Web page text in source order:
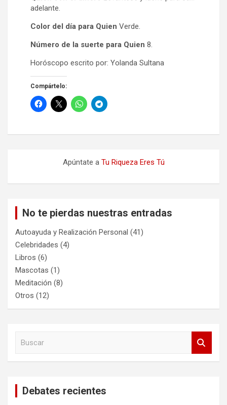
adelante.
Color del día para Quien Verde.
Número de la suerte para Quien 8.
Horóscopo escrito por: Yolanda Sultana
Compártelo:
Apúntate a Tu Riqueza Eres Tú
No te pierdas nuestras entradas
Autoayuda y Realización Personal (41)
Celebridades (4)
Libros (6)
Mascotas (1)
Meditación (8)
Otros (12)
Debates recientes